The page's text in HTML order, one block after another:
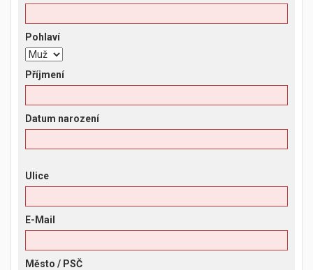
Pohlaví
Příjmení
Datum narození
Ulice
E-Mail
Město / PSČ